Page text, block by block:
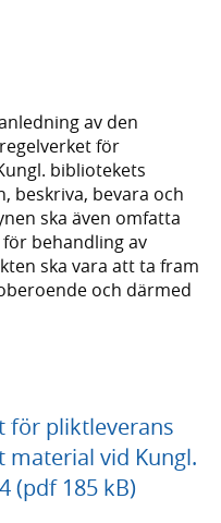
av den
för
bibliotekets
beskriva, bevara och
ska även omfatta
behandling av
ska vara att ta fram
och därmed
för pliktleverans
material vid Kungl.
(pdf 185 kB)